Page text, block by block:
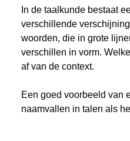
In de taalkunde bestaat
verschillende
woorden, die in grote
verschillen in vorm.
af van de context.
Een goed voorbeeld van
naamvallen in talen als